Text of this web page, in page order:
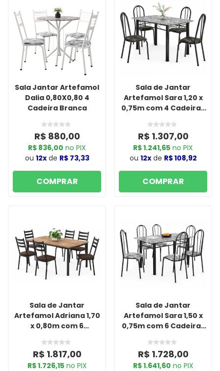
Sala Jantar Artefamol
Dalia 0,80X0,80 4
Cadeira Branca
R$ 880,00
R$ 836,00 no PIX
ou 12xde R$ 73,33
COMPRAR
Sala de Jantar
Artefamol Sara 1,20 x
0,75m com 4 Cadeiras
R$ 1.307,00
R$ 1.241,65 no PIX
ou 12xde R$ 108,92
COMPRAR
Sala de Jantar
Artefamol Adriana 1,70
x 0,80m com 6
Fosco Preto
R$ 1.817,00
R$ 1.726,15no PIX
Sala de Jantar
Artefamol Sara 1,50 x
0,75m com 6 Cadeiras
R$ 1.728,00
R$ 1.641,60 no PIX